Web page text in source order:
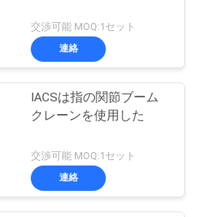
交渉可能 MOQ:1セット
連絡
IACSは指の関節ブーム
クレーンを使用した
交渉可能 MOQ:1セット
連絡